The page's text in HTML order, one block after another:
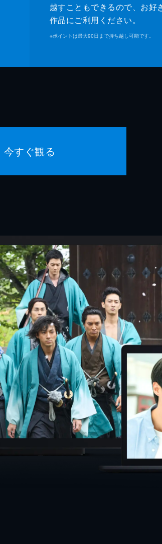
越すこともできるので、お好
作品にご利用ください。
※ポイントは最大90日まで持ち越し可能です。
今すぐ観る